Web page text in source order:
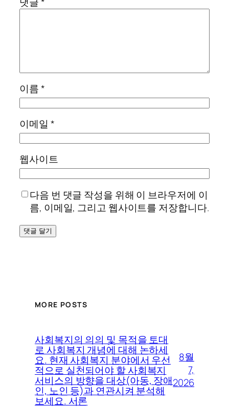
이름*
이메일 *
웹사이트
다음 번 댓글 작성을 위해 이 브라우저에 이
름, 이메일, 그리고 웹사이트를 저장합니다.
MORE POSTS
사회복지의 의의 및 목적을 토대
로 사회복지 개념에 대해 논하세
요. 현재 사회복지 분야에서 우선
적으로 실천되어야 할 사회복지
서비스의 방향을 대상(아동, 장애
인, 노인 등)과 연관시켜 분석해
보세요. 서론
8월
7,
2026